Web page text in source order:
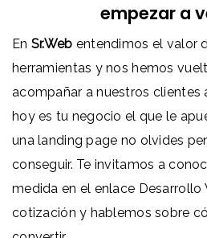
empezar a
En Sr.Web entendimos el valor
herramientas y nos hemos
acompañar a nuestros clientes
hoy es tu negocio el que le
una landing page no olvides
conseguir. Te invitamos a
medida en el enlace Desarrollo
cotización y hablemos sobre